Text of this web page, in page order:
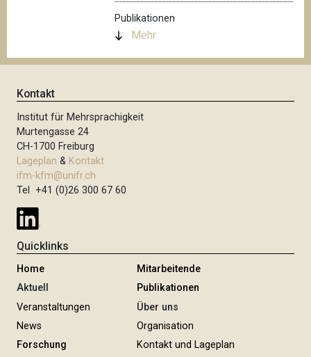
Publikationen
Mehr
Kontakt
Institut für Mehrsprachigkeit
Murtengasse 24
CH-1700 Freiburg
Lageplan & Kontakt
ifm-kfm@unifr.ch
Tel +41 (0)26 300 67 60
Quicklinks
Home
Aktuell
Veranstaltungen
News
Forschung
Mitarbeitende
Publikationen
Über uns
Organisation
Kontakt und Lageplan